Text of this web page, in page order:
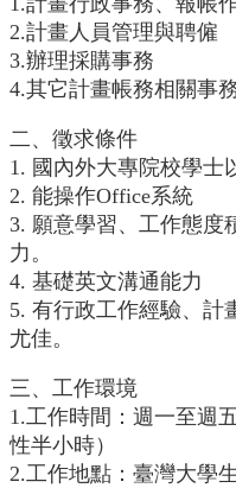
認
識
我
系
所
成
員
學
術
研
究
系
所
動
態
2.計畫人員管理與聘僱
3.辦理採購事務
4.其它計畫帳務相關事
二、徵求條件
1. 國內外大專院校學士
2. 能操作Office系統
3. 願意學習、工作態度
力。
4. 基礎英文溝通能力
5. 有行政工作經驗、計
尤佳。
三、工作環境
1.工作時間：週一至週
性半小時）
2.工作地點：臺灣大學